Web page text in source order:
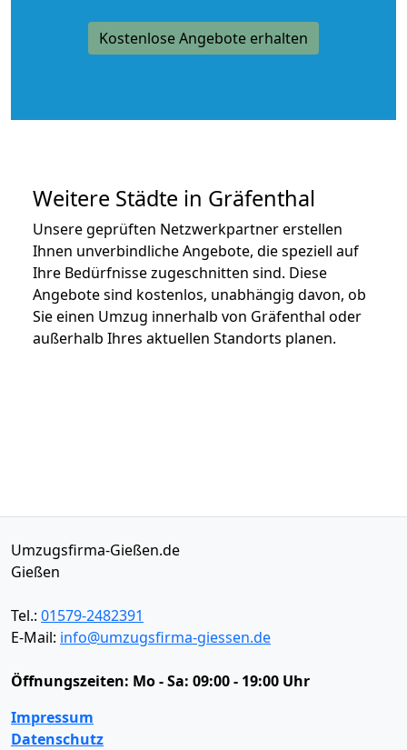
Kostenlose Angebote erhalten
Weitere Städte in Gräfenthal
Unsere geprüften Netzwerkpartner erstellen
Ihnen unverbindliche Angebote, die speziell auf
Ihre Bedürfnisse zugeschnitten sind. Diese
Angebote sind kostenlos, unabhängig davon, ob
Sie einen Umzug innerhalb von Gräfenthal oder
außerhalb Ihres aktuellen Standorts planen.
Umzugsfirma-Gießen.de
Gießen
Tel.: 01579-2482391
E-Mail: info@umzugsfirma-giessen.de
Öffnungszeiten: Mo - Sa: 09:00 - 19:00 Uhr
Impressum
Datenschutz